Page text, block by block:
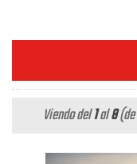
Viendo del1al8(de